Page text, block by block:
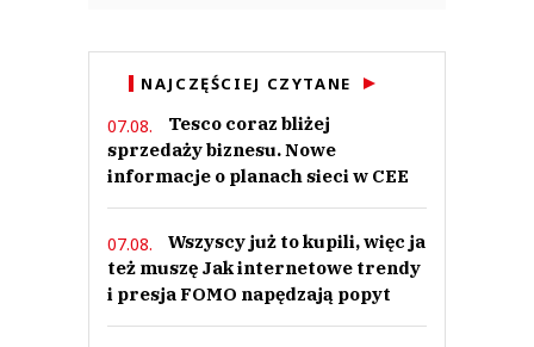
NAJCZĘŚCIEJ CZYTANE
07.08.
Tesco coraz bliżej
sprzedaży biznesu. Nowe
informacje o planach sieci w CEE
07.08.
Wszyscy już to kupili, więc ja
też muszę Jak internetowe trendy
i presja FOMO napędzają popyt